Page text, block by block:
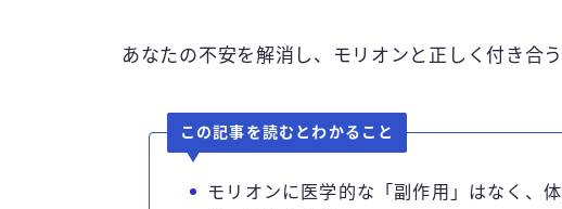
あなたの不安を解消し、モリオンと正しく付き合
この記事を読むとわかること
モリオンに医学的な「副作用」はなく、